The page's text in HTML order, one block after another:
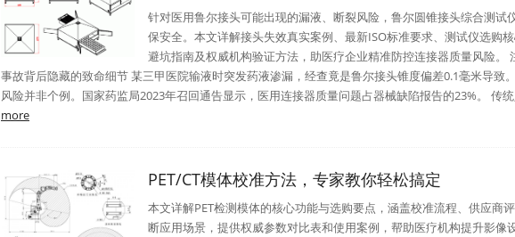
针对医用鲁尔接头可能出现的漏液、断裂风险，鲁尔圆锥接头综合测试
保安全。本文详解接头失效真实案例、最新ISO标准要求、测试仪选购
避坑指南及权威机构验证方法，助医疗企业精准防控连接器质量风险。
事故背后隐藏的致命细节 某三甲医院输液时突发药液渗漏，经查竟是鲁尔接头锥度偏差0.1毫米导致
风险并非个例。国家药监局2023年召回通告显示，医用连接器质量问题占器械缺陷报告的23%。 传
more
PET/CT模体校准方法，专家教你轻松搞定
本文详解PET检测模体的核心功能与选购要点，涵盖校准流程、供应商
断应用场景，提供权威参数对比表和使用案例，帮助医疗机构提升影像